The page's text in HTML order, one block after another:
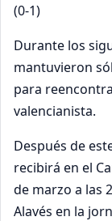
(0-1)
Durante los
mantuvieron
para
valencianista.
Después de
recibirá en el
de marzo a las
Alavés en la